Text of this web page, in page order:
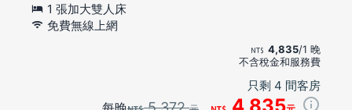
1 張加大雙人床
免費無線上網
4,835/1 晚
不含稅金和服務費
只剩 4 間客房
4,835